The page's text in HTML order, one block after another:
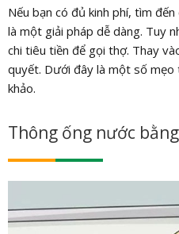
Nếu bạn có đủ kinh phí, tìm
là một giải pháp dễ dàng. Tuy
chi tiêu tiền để gọi thợ. Thay
quyết. Dưới đây là một số
khảo.
Thông ống nước